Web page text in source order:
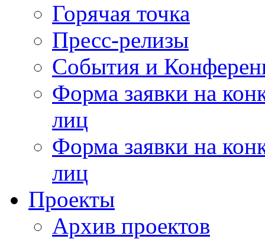
Горячая точка
Пресс-релизы
События и
Форма заявки на
лиц
Форма заявки на
лиц
Проекты
Архив проектов